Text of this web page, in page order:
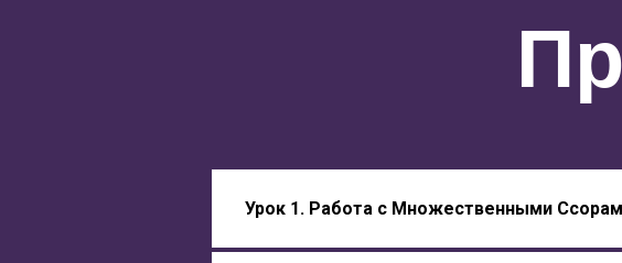
Урок 1. Работа с Множественными